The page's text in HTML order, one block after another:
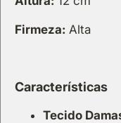
Firmeza: Alta
Características
Tecido